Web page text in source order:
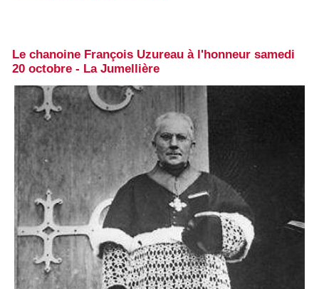
Le chanoine François Uzureau à l'honneur samedi
20 octobre - La Jumellière